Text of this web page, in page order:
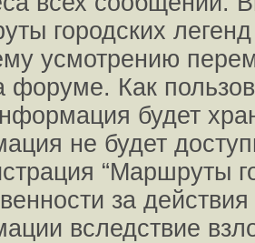
городских
усмотрению
форуме. Как
будет
не будет
“Маршруты
за
вследствие